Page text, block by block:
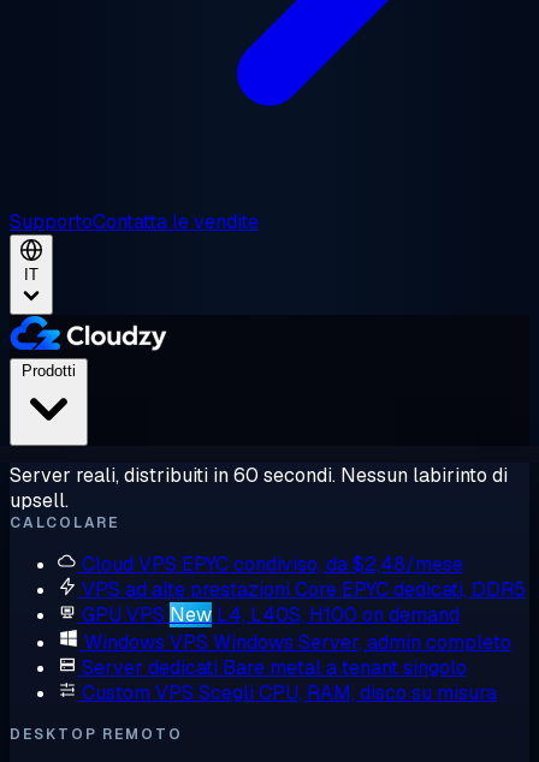
SupportoContatta le vendite
IT
Server reali, distribuiti in 60 secondi. Nessun labirinto di
upsell.
CALCOLARE
Cloud VPS EPYC condiviso, da $2,48/mese
VPS ad alte prestazioni Core EPYC dedicati, DDR5
GPU VPS New L4, L40S, H100 on demand
Windows VPS Windows Server, admin completo
Server dedicati Bare metal a tenant singolo
Custom VPS Scegli CPU, RAM, disco su misura
DESKTOP REMOTO